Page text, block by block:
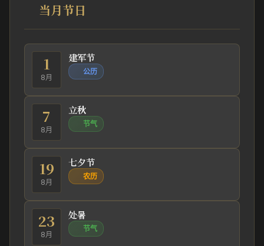
当月节日
1
8月
建军节
公历
7
8月
立秋
节气
19
8月
七夕节
农历
23
8月
处暑
节气